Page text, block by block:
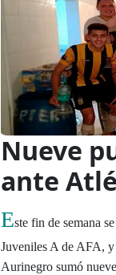
Nueve
ante
Este fin de semana
Juveniles A de AFA,
Aurinegro sumó